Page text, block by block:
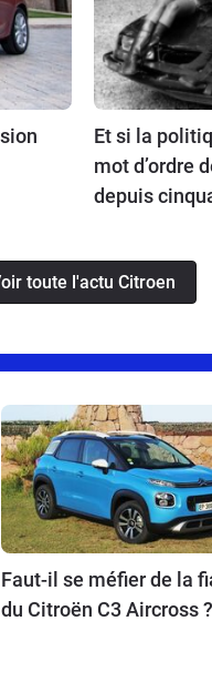
Et si la
mot d’ordre
depuis
toute l'actu Citroen
Faut-il se méfier de la
du Citroën C3 Aircross ?